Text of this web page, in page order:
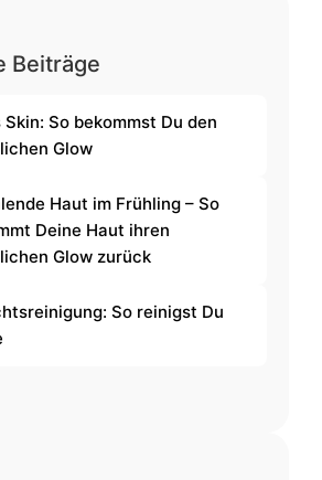
Beiträge
Skin: So bekommst Du den
Glow
Haut im Frühling – So
Deine Haut ihren
Glow zurück
So reinigst Du